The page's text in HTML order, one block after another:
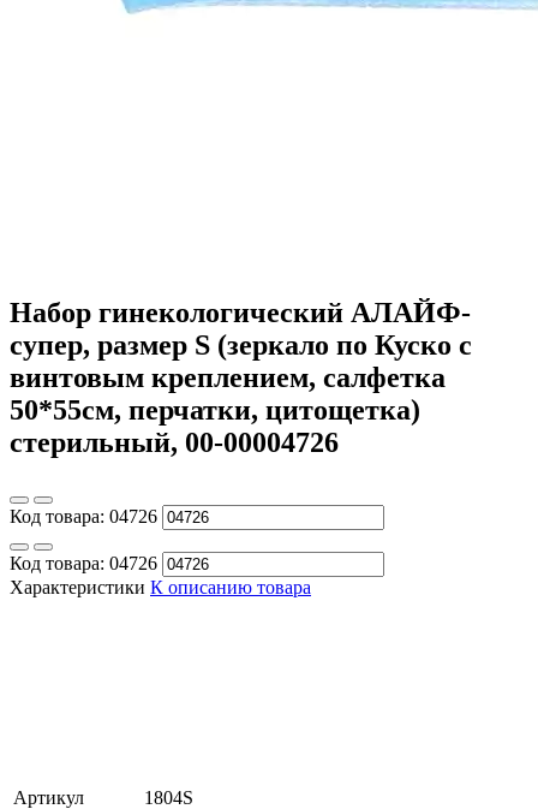
Набор гинекологический АЛАЙФ-
супер, размер S (зеркало по Куско с
винтовым креплением, салфетка
50*55см, перчатки, цитощетка)
стерильный, 00-00004726
Код товара: 04726
Код товара: 04726
Характеристики К описанию товара
Артикул
1804S